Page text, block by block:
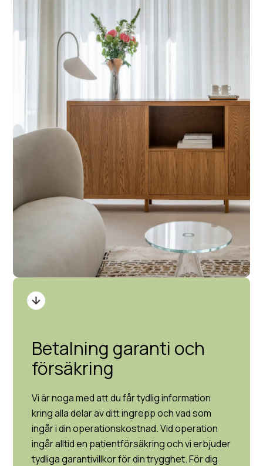
Betalning garanti och
försäkring
Vi är noga med att du får tydlig information
kring alla delar av ditt ingrepp och vad som
ingår i din operationskostnad. Vid operation
ingår alltid en patientförsäkring och vi erbjuder
tydliga garantivillkor för din trygghet. För dig